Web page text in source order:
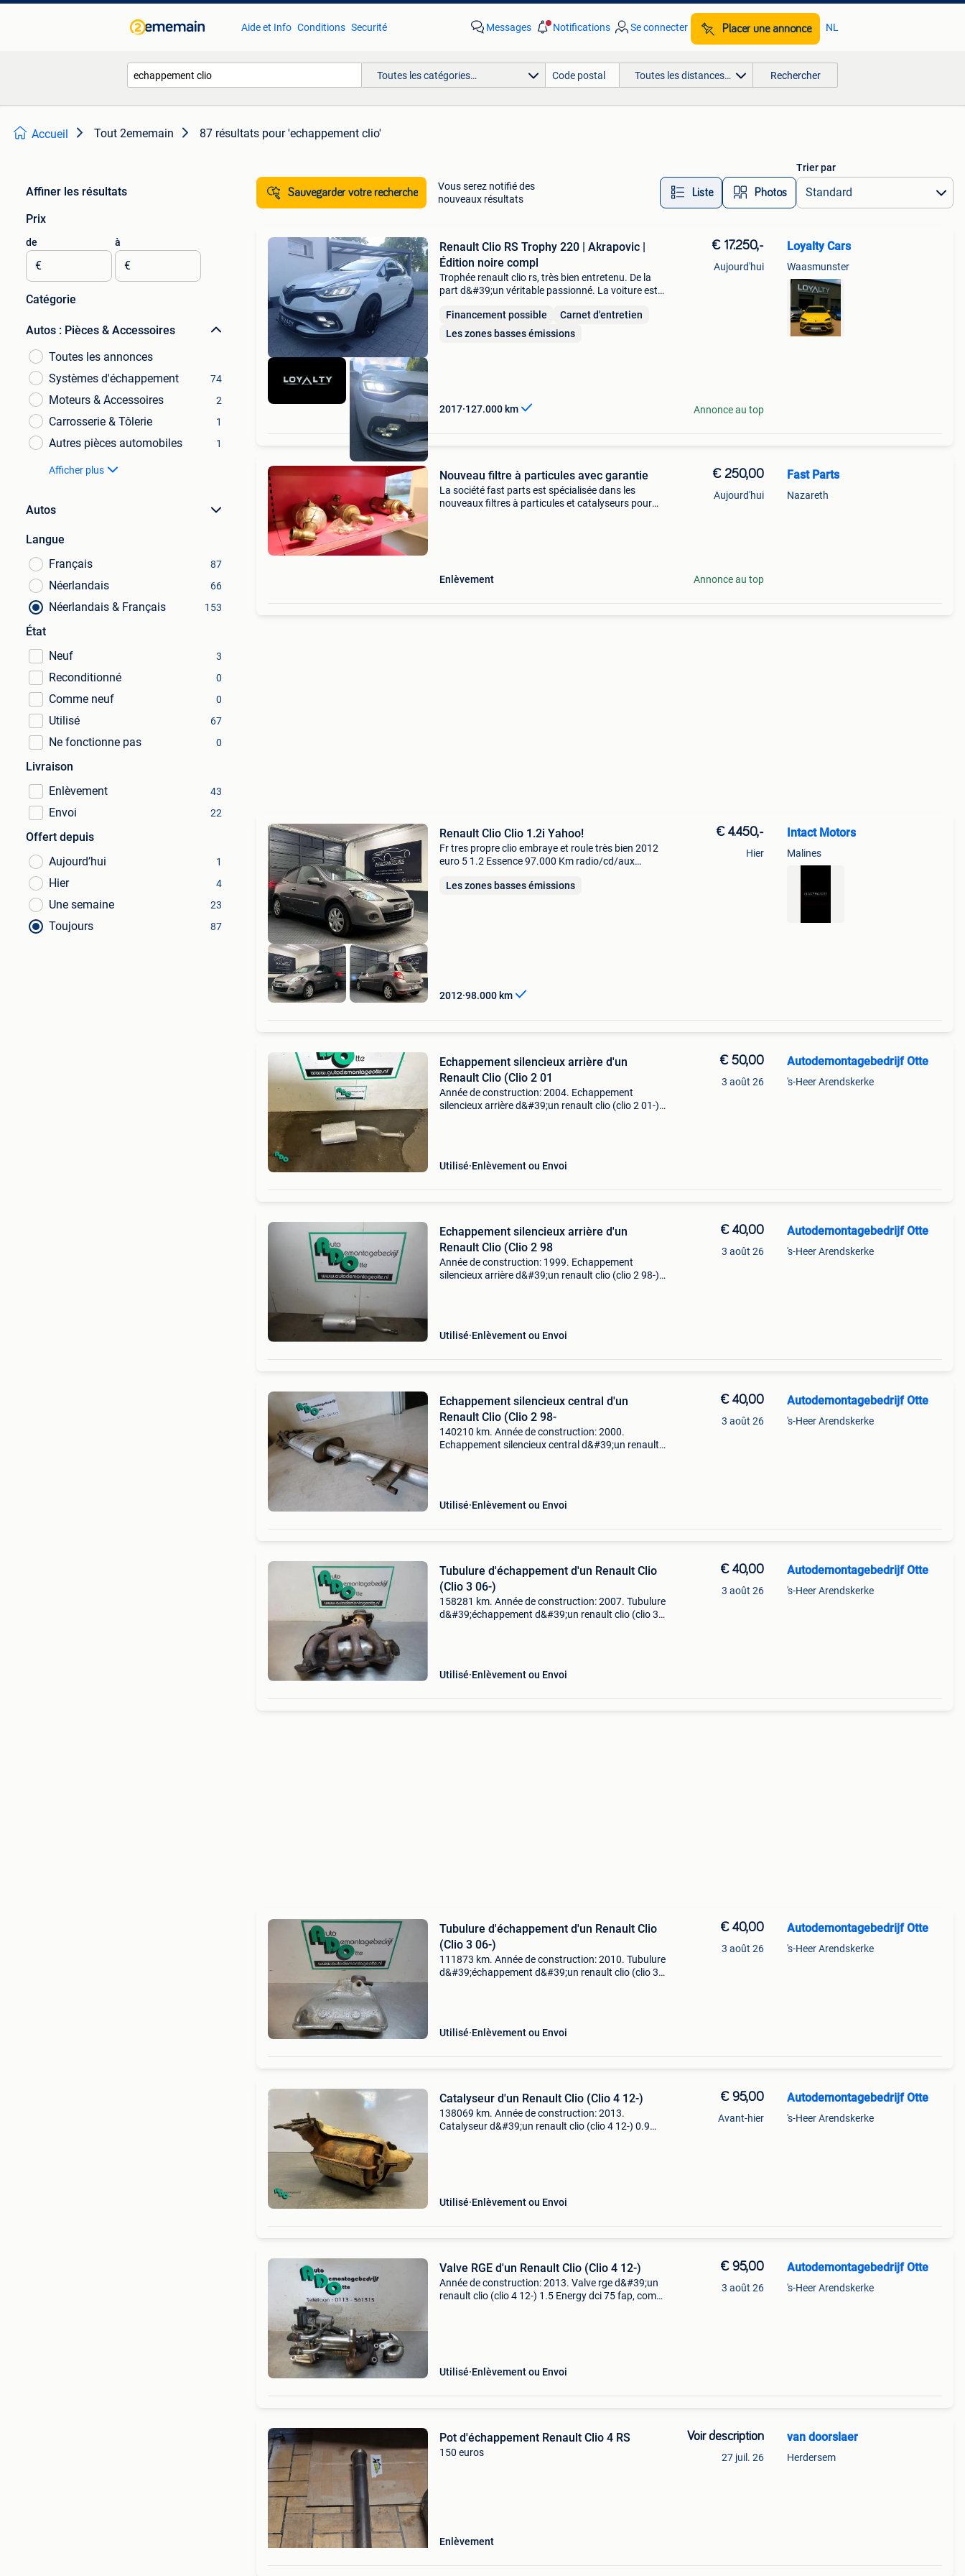
Aide et Info Conditions Securité Messages Notifications Se connecter Placer une annonce NL
Toutes les catégories… Toutes les distances… Rechercher
Accueil Tout 2ememain 87 résultats pour 'echappement clio'
Affiner les résultats
Prix
de
€
à
€
Catégorie
Autos : Pièces & Accessoires
Toutes les annonces
Systèmes d'échappement
74
Moteurs & Accessoires 2
Carrosserie & Tôlerie 1
Autres pièces automobiles 1
Afficher plus
Autos
Langue
Français
87
Néerlandais 66
Néerlandais & Français 153
État
Neuf
3
Reconditionné 0
Comme neuf 0
Utilisé 67
Ne fonctionne pas 0
Livraison
Enlèvement
43
Envoi 22
Offert depuis
Aujourd’hui
1
Hier 4
Une semaine 23
Toujours 87
Sauvegarder votre recherche
Vous serez notifié des
nouveaux résultats
Liste Photos
Trier par
Renault Clio RS Trophy 220 | Akrapovic |
Édition noire compl
Trophée renault clio rs, très bien entretenu. De la
part d&#39;un véritable passionné. La voiture est
sans accident et exempte de dommages ou de ray
Financement possible
Carnet d'entretien
Les zones basses émissions
2017 127.000km
€ 17.250,-
Aujourd'hui
Annonce au top
Loyalty Cars
Waasmunster
Nouveau filtre à particules avec garantie
La société fast parts est spécialisée dans les
nouveaux filtres à particules et catalyseurs pour
Enlèvement
€ 250,00
Aujourd'hui
Annonce au top
Fast Parts
Nazareth
Renault Clio Clio 1.2i Yahoo!
Fr tres propre clio embraye et roule très bien 2012
euro 5 1.2 Essence 97.000 Km radio/cd/aux
électriques echappement sport (attestation)
Les zones basses émissions
2012 98.000km
€ 4.450,-
Hier
Intact Motors
Malines
Echappement silencieux arrière d'un
Renault Clio (Clio 2 01
Année de construction: 2004. Echappement
silencieux arrière d&#39;un renault clio (clio 2 01-)
Utilisé Enlèvement ou Envoi
€ 50,00
3 août 26
Autodemontagebedrijf Otte
's-Heer Arendskerke
Echappement silencieux arrière d'un
Renault Clio (Clio 2 98
Année de construction: 1999. Echappement
silencieux arrière d&#39;un renault clio (clio 2 98-)
Utilisé Enlèvement ou Envoi
€ 40,00
3 août 26
Autodemontagebedrijf Otte
's-Heer Arendskerke
Echappement silencieux central d'un
Renault Clio (Clio 2 98-
140210 km. Année de construction: 2000.
Echappement silencieux central d&#39;un renault
Utilisé Enlèvement ou Envoi
€ 40,00
3 août 26
Autodemontagebedrijf Otte
's-Heer Arendskerke
Tubulure d'échappement d'un Renault Clio
(Clio 3 06-)
158281 km. Année de construction: 2007. Tubulure
d&#39;échappement d&#39;un renault clio (clio 3
Utilisé Enlèvement ou Envoi
€ 40,00
3 août 26
Autodemontagebedrijf Otte
's-Heer Arendskerke
Tubulure d'échappement d'un Renault Clio
(Clio 3 06-)
111873 km. Année de construction: 2010. Tubulure
d&#39;échappement d&#39;un renault clio (clio 3
Utilisé Enlèvement ou Envoi
€ 40,00
3 août 26
Autodemontagebedrijf Otte
's-Heer Arendskerke
Catalyseur d'un Renault Clio (Clio 4 12-)
138069 km. Année de construction: 2013.
Catalyseur d&#39;un renault clio (clio 4 12-) 0.9
Utilisé Enlèvement ou Envoi
€ 95,00
Avant-hier
Autodemontagebedrijf Otte
's-Heer Arendskerke
Valve RGE d'un Renault Clio (Clio 4 12-)
Année de construction: 2013. Valve rge d&#39;un
renault clio (clio 4 12-) 1.5 Energy dci 75 fap, combi,
Utilisé Enlèvement ou Envoi
€ 95,00
3 août 26
Autodemontagebedrijf Otte
's-Heer Arendskerke
Pot d'échappement Renault Clio 4 RS
150 euros
Enlèvement
Voir description
27 juil. 26
van doorslaer
Herdersem